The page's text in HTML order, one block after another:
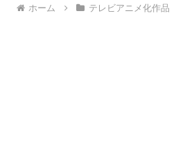
ホーム テレビアニメ化作品